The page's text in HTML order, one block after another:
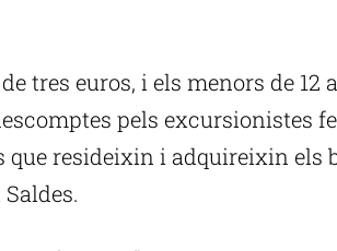
tres euros, i els menors de 12
pels excursionistes
que resideixin i adquireixin els